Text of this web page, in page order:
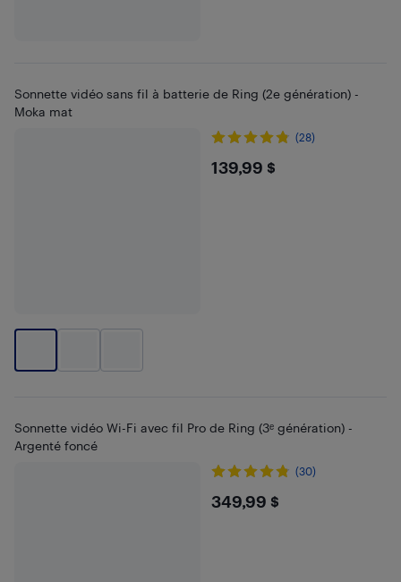
Sonnette vidéo sans fil à batterie de Ring (2e génération) -
Moka mat
(28)
$139.99
139,99 $
Sonnette vidéo Wi-Fi avec fil Pro de Ring (3ᵉ génération) -
Argenté foncé
(30)
$349.99
349,99 $